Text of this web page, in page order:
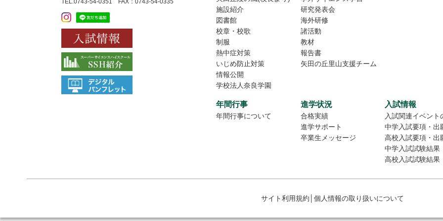
TEL.0743-54-0351 FAX：0743-54-0335
施設紹介
図書館
校章・校歌
制服
熱中症対策
いじめ防止対策
情報公開
学校法人奈良学園
研究発表会
海外研修
諸活動
教材
報告書
矢田の丘里山支援チーム
年間行事
年間行事について
進学状況
合格実績
進学サポート
卒業生メッセージ
入試情報
入試関連イベント
中学入試要項・出
高校入試要項・出
中学入試試験結果
高校入試試験結果
サイト利用規約 個人情報の取り扱いについて